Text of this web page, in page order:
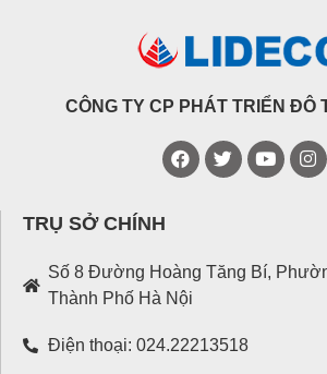
CÔNG TY CP PHÁT TRIỂN ĐÔ
TRỤ SỞ CHÍNH
Số 8 Đường Hoàng Tăng Bí,
Thành Phố Hà Nội
Điện thoại: 024.22213518